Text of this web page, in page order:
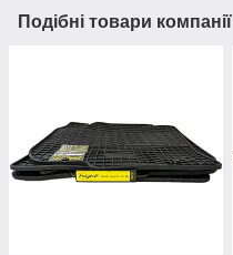
Подібні товари компанії